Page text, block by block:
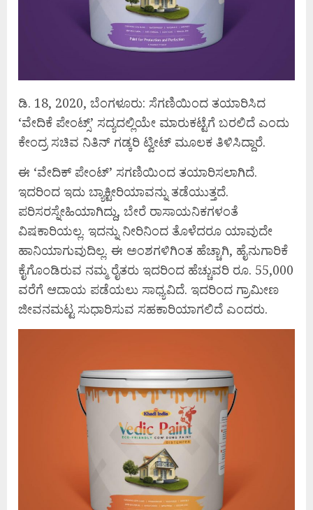
ಡಿ. 18, 2020, ಬೆಂಗಳೂರು: ಸೆಗಣಿಯಿಂದ ತಯಾರಿಸಿದ
‘ವೇದಿಕೆ ಪೇಂಟ್ಸ್’ ಸದ್ಯದಲ್ಲಿಯೇ ಮಾರುಕಟ್ಟೆಗೆ ಬರಲಿದೆ ಎಂದು
ಕೇಂದ್ರ ಸಚಿವ ನಿತಿನ್ ಗಡ್ಕರಿ ಟ್ವೀಟ್ ಮೂಲಕ ತಿಳಿಸಿದ್ದಾರೆ.
ಈ ‘ವೇದಿಕ್ ಪೇಂಟ್’ ಸಗಣಿಯಿಂದ ತಯಾರಿಸಲಾಗಿದೆ.
ಇದರಿಂದ ಇದು ಬ್ಯಾಕ್ಟೀರಿಯಾವನ್ನು ತಡೆಯುತ್ತದೆ.
ಪರಿಸರಸ್ನೇಹಿಯಾಗಿದ್ದು, ಬೇರೆ ರಾಸಾಯನಿಕಗಳಂತೆ
ವಿಷಕಾರಿಯಲ್ಲ. ಇದನ್ನು ನೀರಿನಿಂದ ತೊಳೆದರೂ ಯಾವುದೇ
ಹಾನಿಯಾಗುವುದಿಲ್ಲ. ಈ ಅಂಶಗಳಿಗಿಂತ ಹೆಚ್ಚಾಗಿ, ಹೈನುಗಾರಿಕೆ
ಕೈಗೊಂಡಿರುವ ನಮ್ಮ ರೈತರು ಇದರಿಂದ ಹೆಚ್ಚುವರಿ ರೂ. 55,000
ವರೆಗೆ ಆದಾಯ ಪಡೆಯಲು ಸಾಧ್ಯವಿದೆ. ಇದರಿಂದ ಗ್ರಾಮೀಣ
ಜೀವನಮಟ್ಟ ಸುಧಾರಿಸುವ ಸಹಕಾರಿಯಾಗಲಿದೆ ಎಂದರು.